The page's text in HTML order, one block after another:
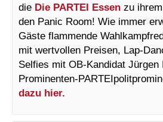
die Die PARTEI Essen zu
den Panic Room! Wie immer
Gäste flammende
mit wertvollen Preisen, Lap-
Selfies mit OB-Kandidat Jürgen
Prominenten-
dazu hier.